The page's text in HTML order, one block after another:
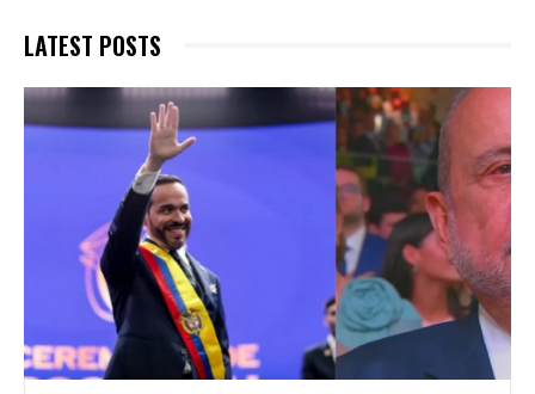
LATEST POSTS